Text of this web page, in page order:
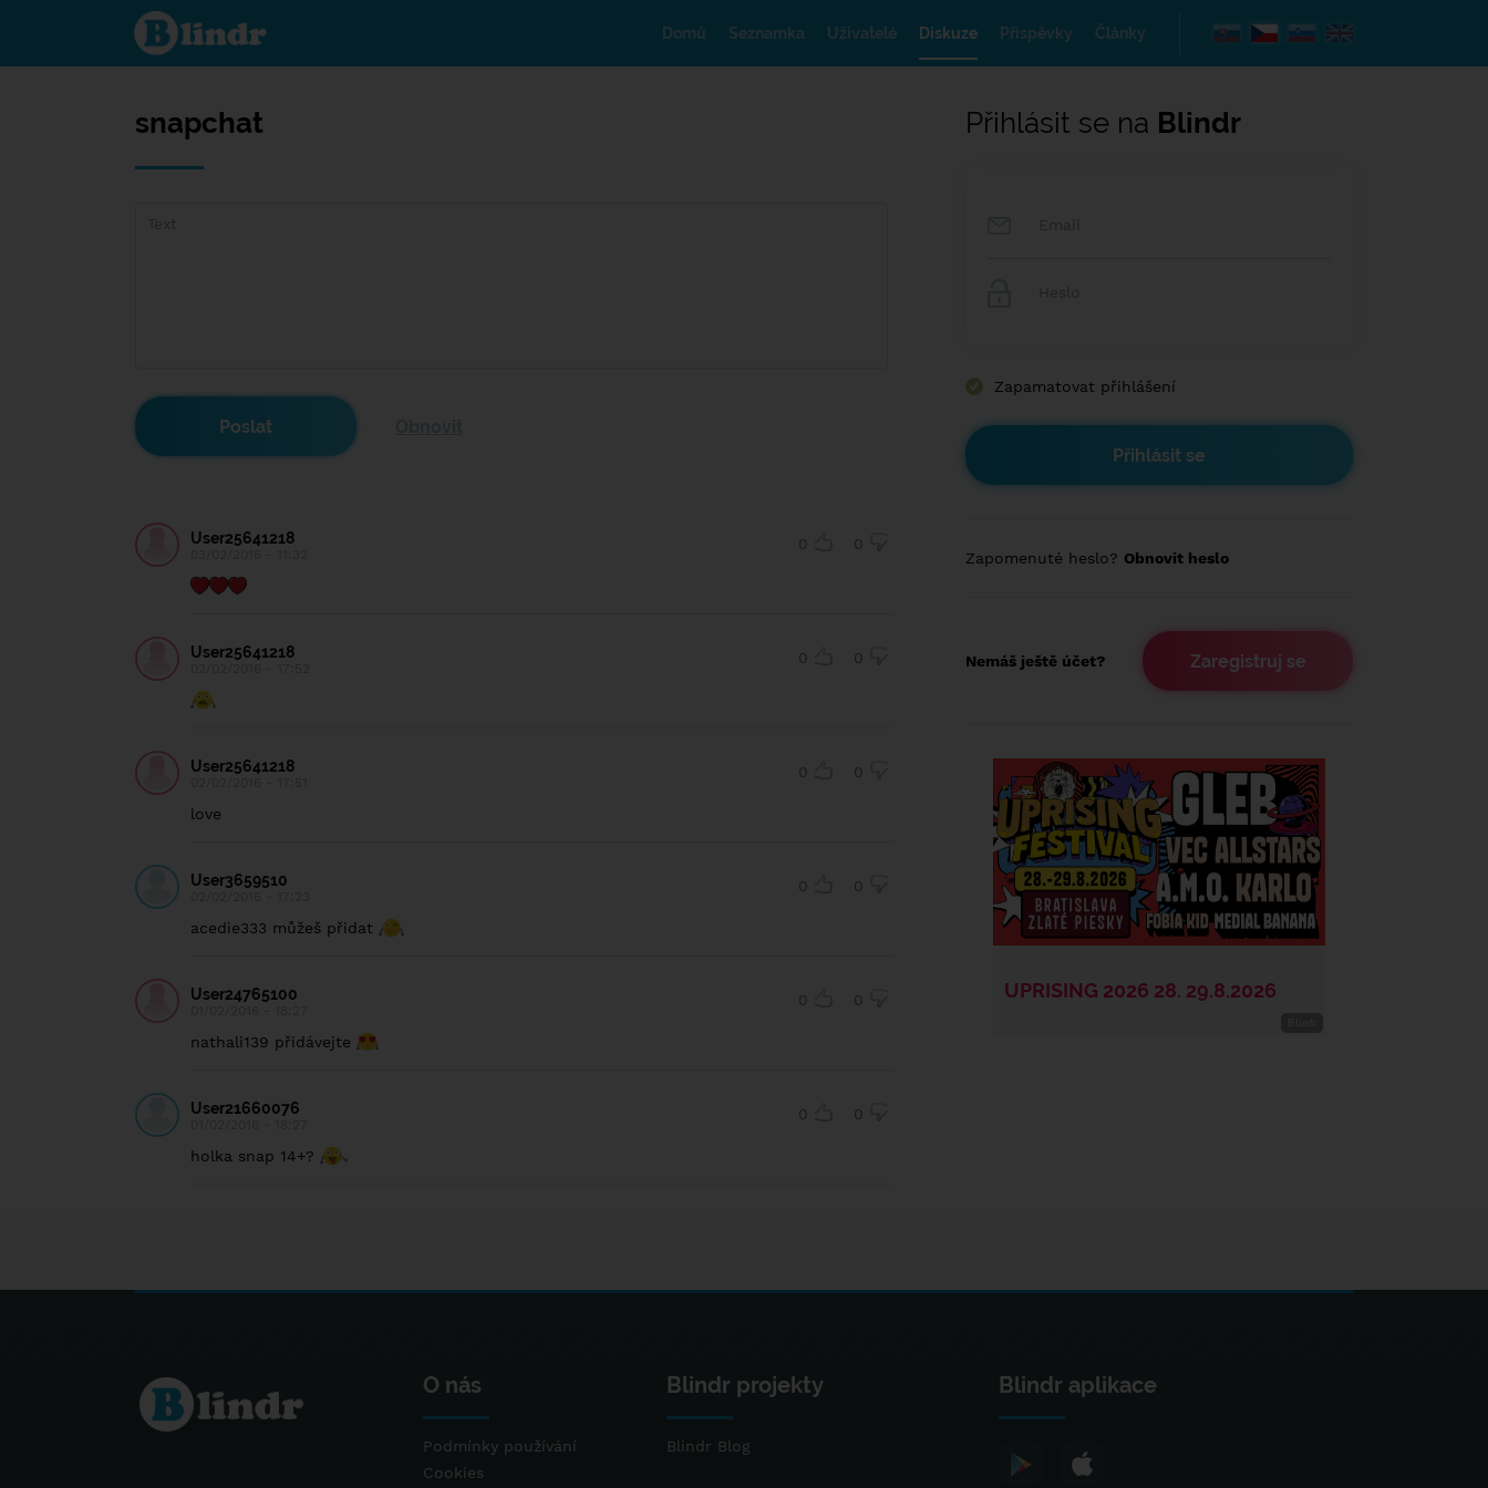
snapchat
Domů
Seznamka Uživatelé Diskuze Příspěvky Články
snapchat
User25641218 0 0
User25641218 0 0
User25641218 0 0
love
User3659510 0 0
acedie333 můžeš přidat
User24765100 0 0
nathali139 přidávejte
User21660076 0 0
holka snap 14+?
Přihlásit se na Blindr
Zapamatovat přihlášení
Zapomenuté heslo? Obnovit heslo
Nemáš ještě účet? Zaregistruj se
O nás
Podmínky používání
Cookies
Blindr projekty
Blindr Blog
Blindr aplikace